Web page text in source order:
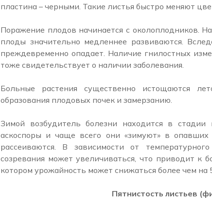
пластина – черными. Такие листья быстро меняют
Поражение плодов начинается с околоплодников.
плоды значительно медленнее развиваются.
преждевременно опадает. Наличие гнилостных
тоже свидетельствует о наличии заболевания.
Больные растения существенно истощаются
образования плодовых почек и замерзанию.
Зимой возбудитель болезни находится в стадии
аскоспоры и чаще всего они «зимуют» в
рассеиваются. В зависимости от
созревания может увеличиваться, что приводит к
котором урожайность может снижаться более чем на
Пятнистость листьев